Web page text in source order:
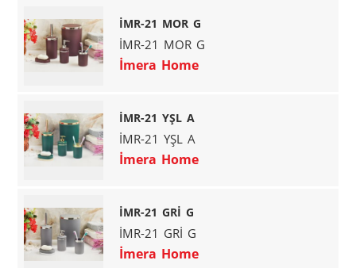
İMR-21 MOR G
İMR-21 MOR G
İmera Home
İMR-21 YŞL A
İMR-21 YŞL A
İmera Home
İMR-21 GRİ G
İMR-21 GRİ G
İmera Home